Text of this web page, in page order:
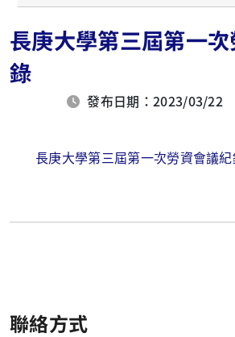
長庚大學第三屆第一
錄
發布日期：2023/03/22
長庚大學第三屆第一次勞資會議
聯絡方式